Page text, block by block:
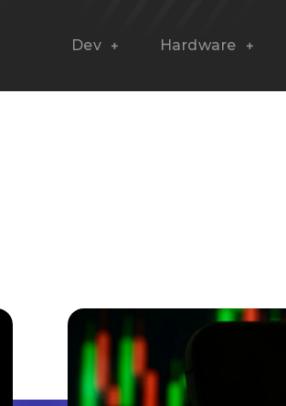
Dev Hardware